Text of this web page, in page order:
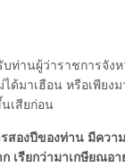
ท่านผู้ว่าราชการจัง
ด้มาเฮือน หรือเพียงม
เสียก่อน
องปีของท่าน มีควา
เรียกว่ามาเกษียณอ